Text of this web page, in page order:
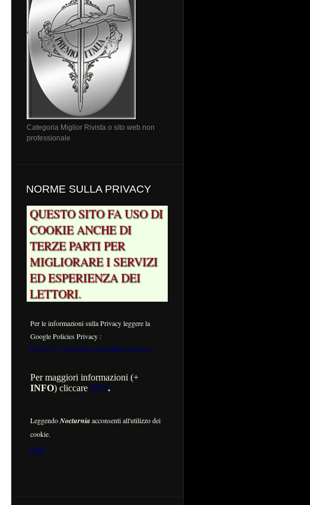
Categoria Miglior Rivista o sito web non
professionale
NORME SULLA PRIVACY
QUESTO SITO FA USO DI
COOKIE ANCHE DI
TERZE PARTI PER
MIGLIORARE I SERVIZI
ED ESPERIENZA DEI
LETTORI.
Per le informazioni sulla Privacy leggere la
Google Policies Privacy :
https://www.google.com/policies/privacy/
Per maggiori informazioni (+
INFO) cliccare QUI.
LeggendoNocturniaacconsenti all'utilizzo dei
cookie.
OK